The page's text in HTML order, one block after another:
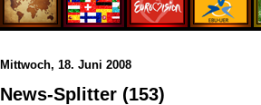
Mittwoch, 18. Juni 2008
News-Splitter (153)